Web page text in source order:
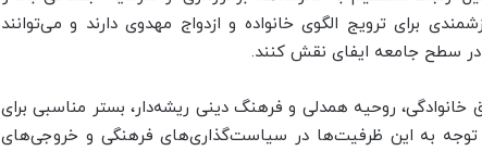
برای ترویج الگوی خانواده و ازدواج مهدوی دارند و می‌توانند
در سطح جامعه ایفای نقش کنند.
روحیه همدلی و فرهنگ دینی ریشه‌دار، بستر مناسبی برای
به این ظرفیت‌ها در سیاست‌گذاری‌های فرهنگی و خروجی‌های